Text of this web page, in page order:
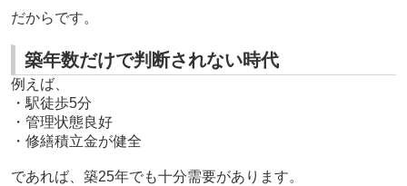
だからです。
築年数だけで判断されない時代
例えば、
・駅徒歩5分
・管理状態良好
・修繕積立金が健全
であれば、築25年でも十分需要があります。